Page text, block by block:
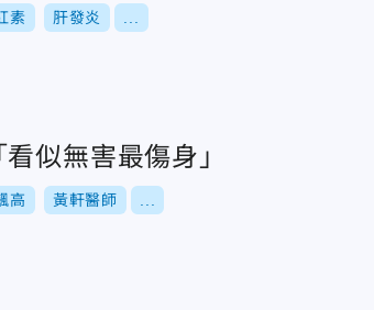
素 肝發炎
似無害最傷身」
高 黃軒醫師